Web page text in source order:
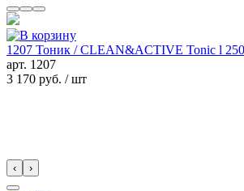
1207 Тоник / CLEAN&ACTIVE Tonic l
арт. 1207
3 170 руб. / шт
‹ ›